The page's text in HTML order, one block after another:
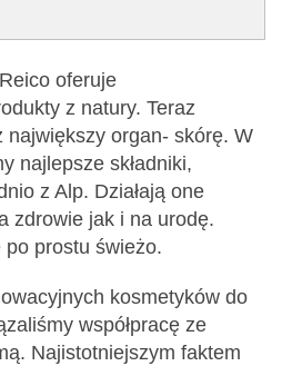
oferuje
z natury. Teraz
największy organ- skórę. W
najlepsze składniki,
z Alp. Działają one
zdrowie jak i na urodę.
prostu świeżo.
kosmetyków do
współpracę ze
Najistotniejszym faktem